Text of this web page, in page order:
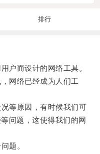
排行
而设计的网络工具。
网络已经成为人们工
等原因，有时候我们可
问题，这使得我们的网
题。